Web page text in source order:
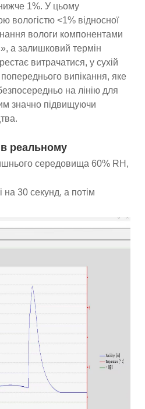
1%. У цьому
вологістю <1% відносної
вологи компонентами
а залишковий термін
витрачатися, у сухій
випікання, яке
на лінію для
значно підвищуючи
реальному
середовища 60% RH,
на 30 секунд, а потім